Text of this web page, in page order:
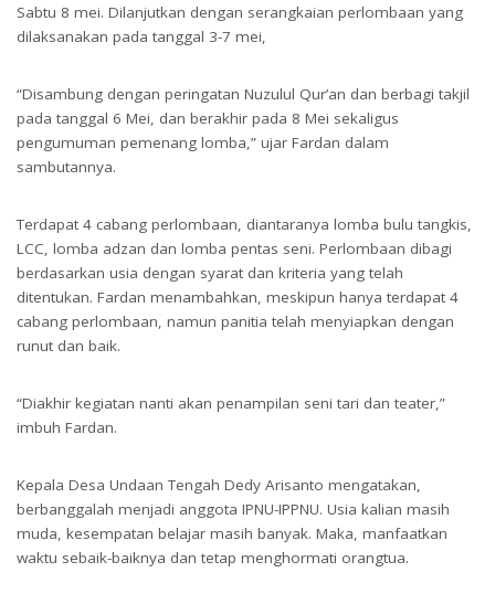
Sabtu 8 mei. Dilanjutkan dengan serangkaian perlombaan yang
dilaksanakan pada tanggal 3-7 mei,
“Disambung dengan peringatan Nuzulul Qur’an dan berbagi takjil
pada tanggal 6 Mei, dan berakhir pada 8 Mei sekaligus
pengumuman pemenang lomba,” ujar Fardan dalam
sambutannya.
Terdapat 4 cabang perlombaan, diantaranya lomba bulu tangkis,
LCC, lomba adzan dan lomba pentas seni. Perlombaan dibagi
berdasarkan usia dengan syarat dan kriteria yang telah
ditentukan. Fardan menambahkan, meskipun hanya terdapat 4
cabang perlombaan, namun panitia telah menyiapkan dengan
runut dan baik.
“Diakhir kegiatan nanti akan penampilan seni tari dan teater,”
imbuh Fardan.
Kepala Desa Undaan Tengah Dedy Arisanto mengatakan,
berbanggalah menjadi anggota IPNU-IPPNU. Usia kalian masih
muda, kesempatan belajar masih banyak. Maka, manfaatkan
waktu sebaik-baiknya dan tetap menghormati orangtua.